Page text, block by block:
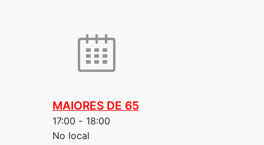
MAIORES DE 65
17:00 - 18:00
No local